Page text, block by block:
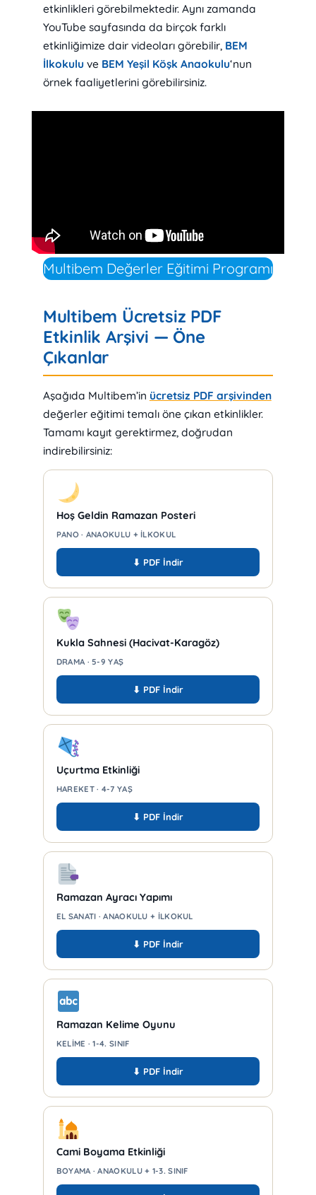
etkinlikleri görebilmektedir. Aynı zamanda
YouTube sayfasında da birçok farklı
etkinliğimize dair videoları görebilir, BEM
İlkokulu ve BEM Yeşil Köşk Anaokulu‘nun
örnek faaliyetlerini görebilirsiniz.
Multibem Değerler Eğitimi Programı
Multibem Ücretsiz PDF
Etkinlik Arşivi — Öne
Çıkanlar
Aşağıda Multibem’in ücretsiz PDF arşivinden
değerler eğitimi temalı öne çıkan etkinlikler.
Tamamı kayıt gerektirmez, doğrudan
indirebilirsiniz:
Hoş Geldin Ramazan Posteri
PANO · ANAOKULU + İLKOKUL
⬇ PDF İndir
Kukla Sahnesi (Hacivat-Karagöz)
DRAMA · 5-9 YAŞ
⬇ PDF İndir
Uçurtma Etkinliği
HAREKET · 4-7 YAŞ
⬇ PDF İndir
Ramazan Ayracı Yapımı
EL SANATI · ANAOKULU + İLKOKUL
⬇ PDF İndir
Ramazan Kelime Oyunu
KELIME · 1-4. SINIF
⬇ PDF İndir
Cami Boyama Etkinliği
BOYAMA · ANAOKULU + 1-3. SINIF